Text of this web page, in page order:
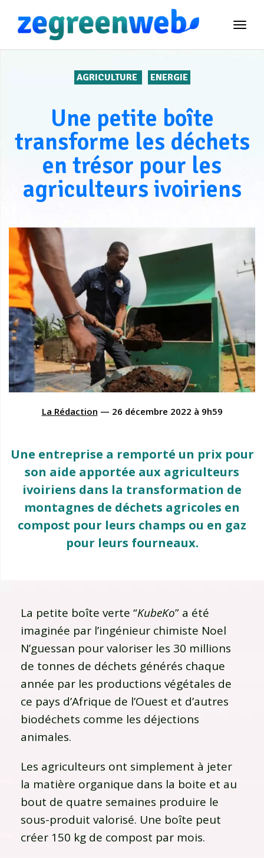
AGRICULTURE ENERGIE
Une petite boîte
transforme les déchets
en trésor pour les
agriculteurs ivoiriens
La Rédaction — 26 décembre 2022 à 9h59
Une entreprise a remporté un prix pour
son aide apportée aux agriculteurs
ivoiriens dans la transformation de
montagnes de déchets agricoles en
compost pour leurs champs ou en gaz
pour leurs fourneaux.
La petite boîte verte “KubeKo” a été
imaginée par l’ingénieur chimiste Noel
N’guessan pour valoriser les 30 millions
de tonnes de déchets générés chaque
année par les productions végétales de
ce pays d’Afrique de l’Ouest et d’autres
biodéchets comme les déjections
animales.
Les agriculteurs ont simplement à jeter
la matière organique dans la boite et au
bout de quatre semaines produire le
sous-produit valorisé. Une boîte peut
créer 150 kg de compost par mois.